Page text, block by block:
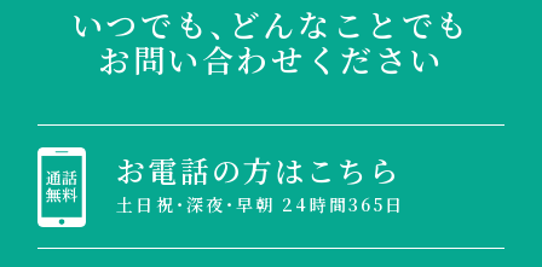
いつでも、どんなことでも
お問い合わせください
お電話の方はこちら
土日祝・深夜・早朝 24時間365日